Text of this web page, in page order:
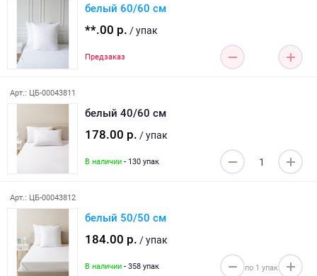
белый 60/60 см
**.00 р. / упак
Предзаказ
Арт.: ЦБ-00043811
белый 40/60 см
178.00 р. / упак
В наличии - 130 упак
Арт.: ЦБ-00043812
белый 50/50 см
184.00 р. / упак
В наличии - 358 упак